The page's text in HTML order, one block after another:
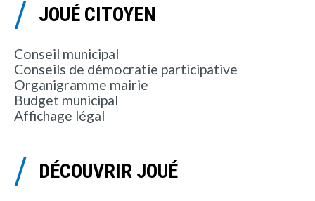
JOUÉ CITOYEN
Conseil municipal
Conseils de démocratie participative
Organigramme mairie
Budget municipal
Affichage légal
DÉCOUVRIR JOUÉ